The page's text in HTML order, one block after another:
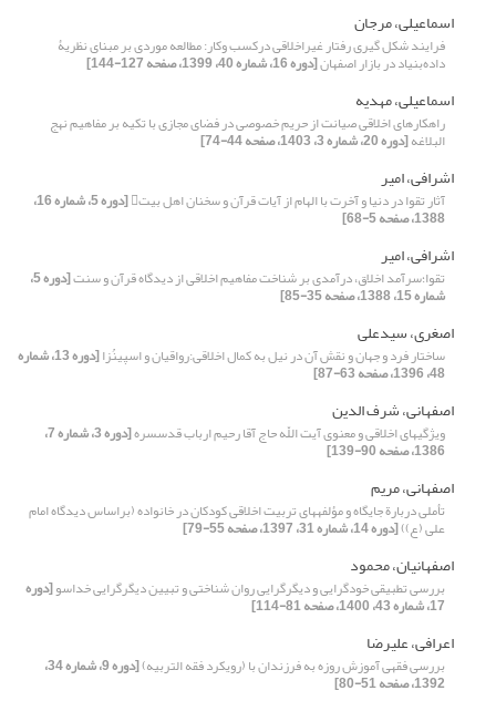
اسماعیلی، مرجان
فرایند شکل گیری رفتار غیراخلاقی درکسب وکار: مطالعه موردی بر مبنای نظریۀ
داده‌بنیاد در بازار اصفهان[دوره 16، شماره 40، 1399، صفحه 127-144]
اسماعیلی، مهدیه
راهکارهای اخلاقی صیانت از حریم خصوصی در فضای مجازی با تکیه بر مفاهیم نهج
البلاغه[دوره 20، شماره 3، 1403، صفحه 44-74]
اشرافی، امیر
آثار تقوا در دنیا و آخرت با الهام از آیات قرآن و سخنان اهل بیت [دوره 5، شماره 16،
1388، صفحه 5-68]
اشرافی، امیر
تقوا؛سرآمد اخلاق، درآمدی بر شناخت مفاهیم اخلاقی از دیدگاه قرآن و سنت [دوره 5،
شماره 15، 1388، صفحه 35-85]
اصغری، سیدعلی
ساختار فرد و جهان و نقش آن در نیل به کمال اخلاقی:رواقیان و اسپینُزا [دوره 13، شماره
48، 1396، صفحه 63-87]
اصفهانی، شرف الدین
ویژگی‏های اخلاقی و معنوی آیت اللّه‏ حاج آقا رحیم ارباب قدس‏سره [دوره 3، شماره 7،
1386، صفحه 90-139]
اصفهانی، مریم
تأملی دربارة جایگاه و مؤلفههای تربیت اخلاقی کودکان در خانواده (براساس دیدگاه امام
علی (ع))[دوره 14، شماره 31، 1397، صفحه 55-79]
اصفهانیان، محمود
بررسی تطبیقی خودگرایی و دیگرگرایی روان شناختی و تبیین دیگرگرایی خداسو[دوره
17، شماره 43، 1400، صفحه 81-114]
اعرافی، علیرضا
بررسی فقهی آموزش روزه به فرزندان با (رویکرد فقه التربیه) [دوره 9، شماره 34،
1392، صفحه 51-80]